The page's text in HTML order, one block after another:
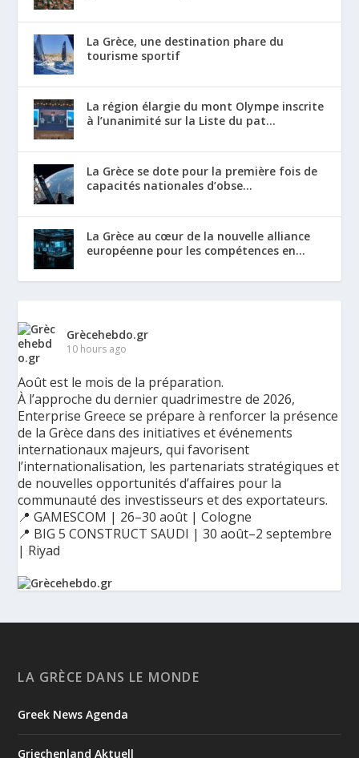
La Grèce, une destination phare du
tourisme sportif
La région élargie du mont Olympe inscrite
à l’unanimité sur la Liste du pat...
La Grèce se dote pour la première fois de
capacités nationales d’obse...
La Grèce au cœur de la nouvelle alliance
européenne pour les compétences en...
Grècehebdo.gr
10 hours ago
Août est le mois de la préparation.
À l’approche du dernier quadrimestre de 2026,
Enterprise Greece se prépare à renforcer la présence
de la Grèce dans des initiatives et événements
internationaux majeurs, qui favorisent
l’internationalisation, les partenariats stratégiques et
de nouvelles opportunités d’affaires pour la
communauté des investisseurs et des exportateurs.
📍 GAMESCOM | 26–30 août | Cologne
📍 BIG 5 CONSTRUCT SAUDI | 30 août–2 septembre
| Riyad
Ελλάδας σε διεθνείς δράσεις, που ενισχύουν την
εξωστρέφεια, τις συνεργασίες και τις νέες επιχειρηματικές
GAMESCOM | 26–30 Αυγούστου| Κολωνία
Ριάντ
LA GRÈCE DANS LE MONDE
Greek News Agenda
Griechenland Aktuell